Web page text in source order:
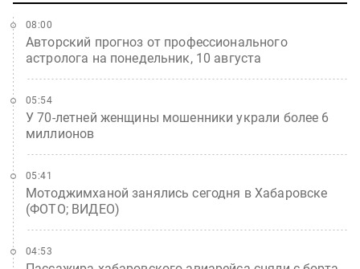
Авторский прогноз от профессионального
астролога на понедельник, 10 августа
08:00
У 70-летней женщины мошенники украли более 6
миллионов
05:54
Мотоджимханой занялись сегодня в Хабаровске
(ФОТО; ВИДЕО)
05:41
04:53